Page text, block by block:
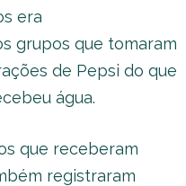
era
grupos que tomaram
de Pepsi do que
água.
que receberam
registraram